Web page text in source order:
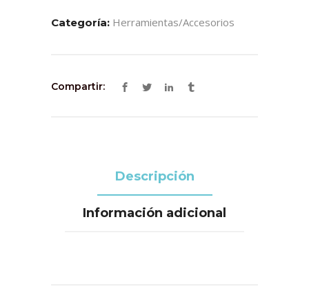
Categoría: Herramientas/accesorios
Compartir:
Descripción
Información adicional